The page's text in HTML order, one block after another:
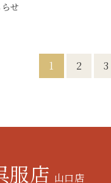
せ
1 2 3
服店 山口店